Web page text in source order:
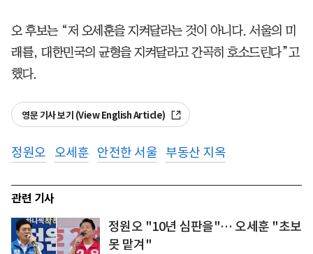
오 후보는 “저 오세훈을 지켜달라는 것이 아니다. 서울의 미
래를, 대한민국의 균형을 지켜달라고 간곡히 호소드린다”고
했다.
영문 기사 보기 (View English Article)
정원오 오세훈 안전한 서울 부동산 지옥
관련 기사
정원오 "10년 심판을"… 오세훈 "초보
못 맡겨"